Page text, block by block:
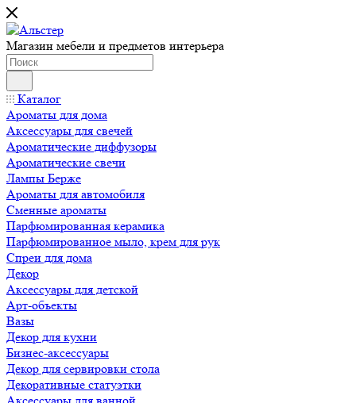
Магазин мебели и предметов интерьера
Каталог
Ароматы для дома
Аксессуары для свечей
Ароматические диффузоры
Ароматические свечи
Лампы Берже
Ароматы для автомобиля
Сменные ароматы
Парфюмированная керамика
Парфюмированное мыло, крем для рук
Спреи для дома
Декор
Аксессуары для детской
Арт-объекты
Вазы
Декор для кухни
Бизнес-аксессуары
Декор для сервировки стола
Декоративные статуэтки